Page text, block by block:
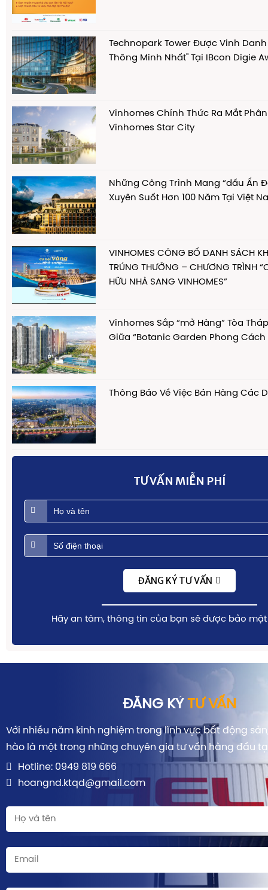
Technopark Tower Được Vinh Danh
Thông Minh Nhất" Tại IBcon Digie
Vinhomes Chính Thức Ra Mắt
Vinhomes Star City
Những Công Trình Mang “dấu Ấn
Xuyên Suốt Hơn 100 Năm Tại Việt
VINHOMES CÔNG BỐ DANH SÁCH
TRÚNG THƯỞNG – CHƯƠNG TRÌNH
HỮU NHÀ SANG VINHOMES”
Vinhomes Sắp “mở Hàng” Tòa
Giữa “Botanic Garden Phong Cách
Thông Báo Về Việc Bán Hàng Các
TƯ VẤN MIỄN PHÍ
ĐĂNG KÝ TƯ VẤN
Hãy an tâm, thông tin của bạn sẽ được bảo
ĐĂNG KÝ TƯ VẤN
Với nhiều năm kinh nghiệm trong lĩnh vực bất động
hào là một trong những chuyên gia tư vấn hàng đầu
Hotline: 0949 819 666
hoangnd.ktqd@gmail.com